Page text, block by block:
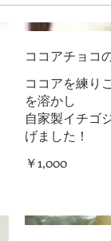
ココアチョコ
ココアを練り
を溶かし
自家製イチゴ
げました！
￥1,000